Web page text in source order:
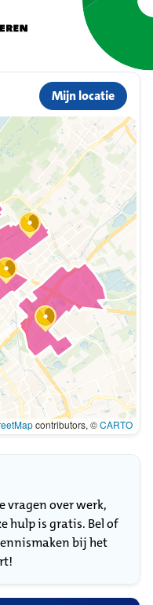
Mijn locatie
contributors, ©CARTO
vragen over werk,
hulp is gratis. Bel of
bij het